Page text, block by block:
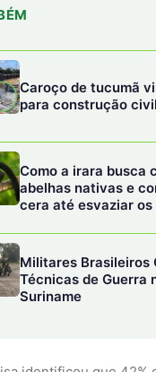
identificou que 42%
reduzidas ou áreas
futuro”, explicou
do estudo, realizado
no Instituto de
as atividades do
e Mudanças do Clima